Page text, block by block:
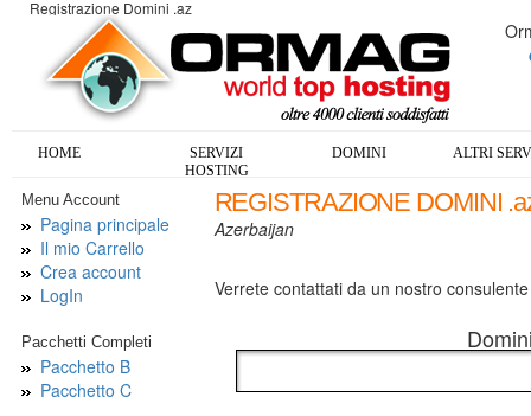
Registrazione Domini .az
HOME
SERVIZI
HOSTING
DOMINI ALTRI
Menu Account
Pagina principale
Il mio Carrello
Crea account
LogIn
Pacchetti Completi
Pacchetto B
Pacchetto C
REGISTRAZIONE DOMINI
Azerbaijan
Verrete contattati da un nostro